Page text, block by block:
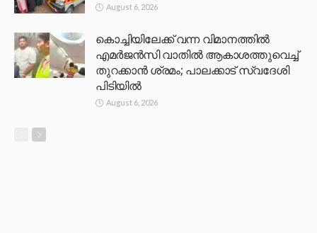
August 6, 2026
കൊച്ചിയിലേക്ക് വന്ന വിമാനത്തിൽ
എമർജൻസി വാതിൽ ആകാശത്തുവെച്ച്
തുറക്കാൻ ശ്രമം; പാലക്കാട് സ്വദേശി
പിടിയിൽ
August 6, 2026